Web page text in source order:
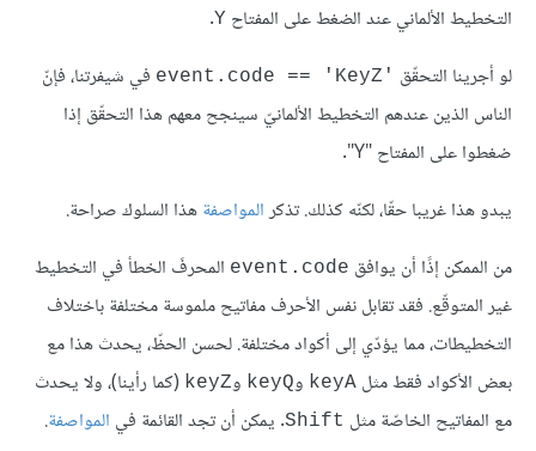
التخطيط اﻷلماني عند الضغط على المفتاح Y
.
لو أجرينا التحقّق event.code == 'KeyZ' ‎ في شيفرتنا، فإنّ
الناس الذين عندهم التخطيط اﻷلمانيّ سينجح معهم هذا التحقّق إذا
ضغطوا على المفتاح "Y".
يبدو هذا غريبا حقّا، لكنّه كذلك. تذكرالمواصفةهذا السلوك صراحة.
من الممكن إذًا أن يوافق event.code المحرفَ الخطأ في التخطيط
غير المتوقّع. فقد تقابل نفس اﻷحرف مفاتيح ملموسة مختلفة باختلاف
التخطيطات، مما يؤدّي إلى أكواد مختلفة. لحسن الحظّ، يحدث هذا مع
بعض اﻷكواد فقط مثل keyA وkeyQ وkeyZ (كما رأينا)، ولا يحدث
مع المفاتيح الخاصّة مثل Shift. يمكن أن تجد القائمة في المواصفة.